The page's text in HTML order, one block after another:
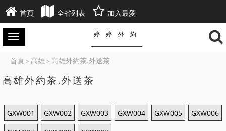
首頁 全省列表 加入最愛
婷婷外約
首頁> 高雄> 高雄外約茶.外送茶
高雄外約茶.外送茶
GXW001 GXW002 GXW003 GXW004 GXW005
GXW006